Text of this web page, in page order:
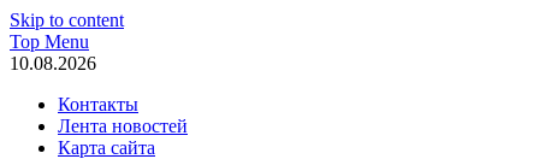
Skip to content
Top Menu
10.08.2026
Контакты
Лента новостей
Карта сайта